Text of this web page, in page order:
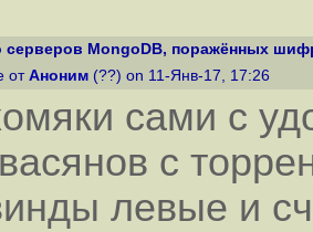
серверов MongoDB, поражённых
от Аноним (??) on 11-Янв-17, 17:26
сами с
с
левые и